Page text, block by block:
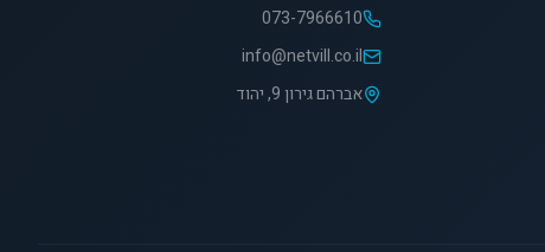
073-7966610
info@netvill.co.il
אברהם גירון 9, יהוד